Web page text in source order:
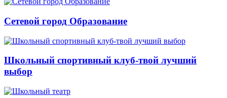
Сетевой город Образование
Школьный спортивный клуб-твой лучший
выбор